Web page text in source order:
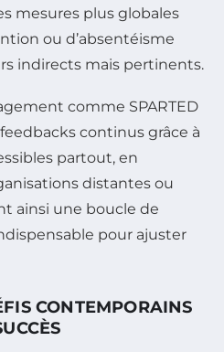
mesures plus globales
ou d’absentéisme
indirects mais pertinents.
comme SPARTED
continus grâce à
partout, en
distantes ou
ainsi une boucle de
pour ajuster
CONTEMPORAINS